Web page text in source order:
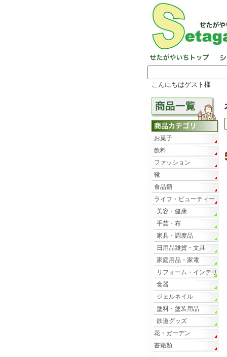
こんにちはゲスト様
お菓子
飲料
ファッション
靴
食品類
ライフ・ビューティー
美容・健康
手芸・布
家具・調度品
日用品雑貨・文具
家庭用品・家電
リフォーム・インテリ
ア
食器
ジェルネイル
塗料・塗装用品
鉄道グッズ
花・ガーデン
書籍類